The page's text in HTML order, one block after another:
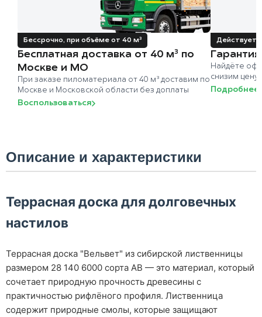
Бессрочно, при объёме от 40 м³
Бесплатная доставка от 40 м³ по
Москве и МО
При заказе пиломатериала от 40 м³ доставим по
Москве и Московской области без доплаты
Воспользоваться
Действует
Найдёте
снизим
Подробнее
Описание и характеристики
Террасная доска для долговечных
настилов
Террасная доска "Вельвет" из сибирской лиственницы
размером 28 140 6000 сорта АВ — это материал, который
сочетает природную прочность древесины с
практичностью рифлёного профиля. Лиственница
содержит природные смолы, которые защищают